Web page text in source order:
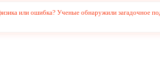
или ошибка? Ученые обнаружили загадочное